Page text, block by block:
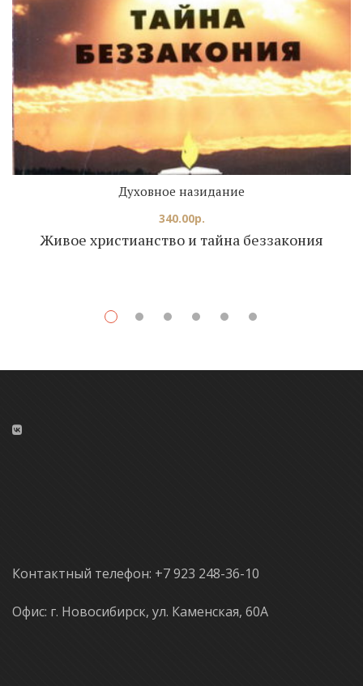
Живое христианство и тайна беззакония
Духовное назидание
340.00р.
Контактный телефон: +7 923 248-36-10
Офис: г. Новосибирск, ул. Каменская, 60А